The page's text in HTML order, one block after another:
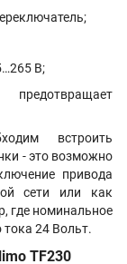
В;
встроить
- это возможно
привода
сети или как
где номинальное
24 Вольт.
TF230